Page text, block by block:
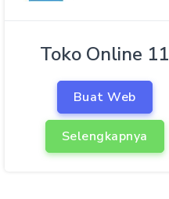
Toko Online 11
Buat Web
Selengkapnya